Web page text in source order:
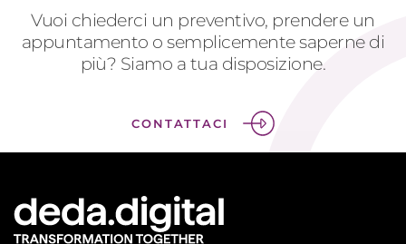
Vuoi chiederci un preventivo, prendere un
appuntamento o semplicemente saperne di
più? Siamo a tua disposizione.
CONTATTACI